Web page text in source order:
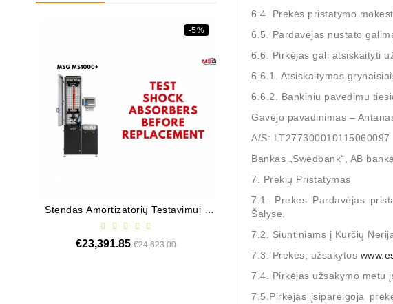
-5%
Stendas Amortizatorių Testavimui /
€23,391.85 Regular
€24,623.00Price
Valdiklis Elektrinių Vairo
Elektrohidraulinių Siurblių
/ MS561
€13,416.00
Regular
price
6.4. Prekės pristatymo
6.5. Pardavėjas nustato
6.6. Pirkėjas gali atsiskaityti
6.6.1. Atsiskaitymas
6.6.2. Bankiniu pavedimu
Gavėjo pavadinimas –
A/S: LT277300010115060097
Bankas „Swedbank“, AB
7. Prekių Pristatymas
7.1. Prekes Pardavėjas
Šalyse.
7.2. Siuntiniams į Kurčių
7.3. Prekės, užsakytos
7.4. Pirkėjas užsakymo metu
7.5.Pirkėjas įsipareigoja